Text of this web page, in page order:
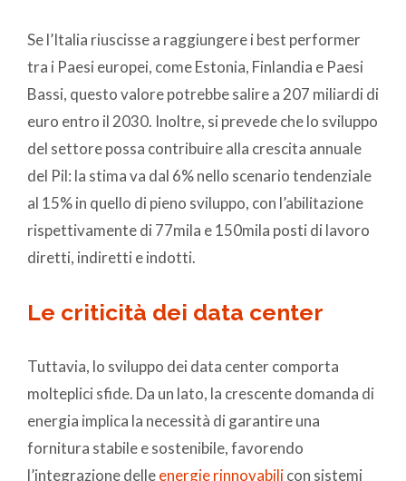
Se l’Italia riuscisse a raggiungere i best performer
tra i Paesi europei, come Estonia, Finlandia e Paesi
Bassi, questo valore potrebbe salire a 207 miliardi di
euro entro il 2030. Inoltre, si prevede che lo sviluppo
del settore possa contribuire alla crescita annuale
del Pil: la stima va dal 6% nello scenario tendenziale
al 15% in quello di pieno sviluppo, con l’abilitazione
rispettivamente di 77mila e 150mila posti di lavoro
diretti, indiretti e indotti.
Le criticità dei data center
Tuttavia, lo sviluppo dei data center comporta
molteplici sfide. Da un lato, la crescente domanda di
energia implica la necessità di garantire una
fornitura stabile e sostenibile, favorendo
l’integrazione delleenergie rinnovabilicon sistemi